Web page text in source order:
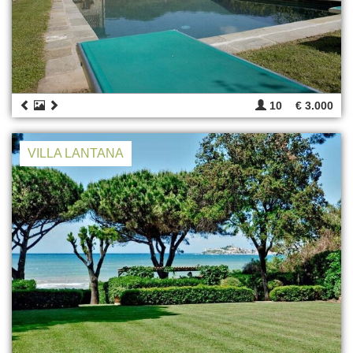
10 € 3.000
VILLA LANTANA